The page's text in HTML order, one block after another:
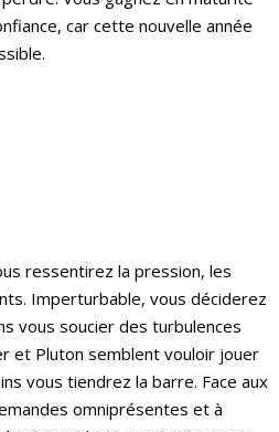
car cette nouvelle année
ressentirez la pression, les
Imperturbable, vous déciderez
vous soucier des turbulences
et Pluton semblent vouloir jouer
vous tiendrez la barre. Face aux
omniprésentes et à